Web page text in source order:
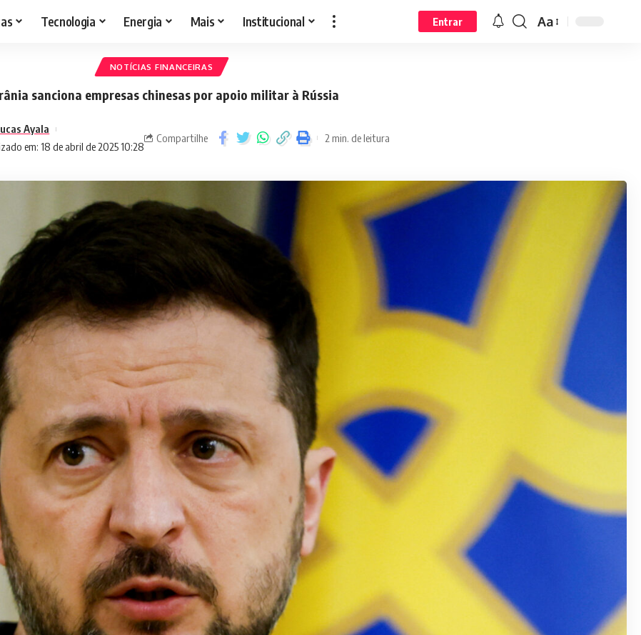
Tecnologia Energia Mais Institucional Entrar Aa
NOTÍCIAS FINANCEIRAS
sanciona empresas chinesas por apoio militar à Rússia
em: 18 de abril de 2025 10:28
Ayala
Compartilhe 2 min. de leitura